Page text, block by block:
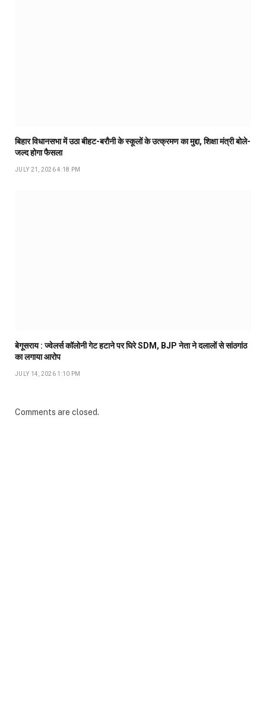
बिहार विधानसभा में उठा बीहट-बरौनी के स्कूलों के उत्क्रमण का मुद्दा, शिक्षा मंत्री बोले-
जल्द होगा फैसला
JULY 21, 2026 4:18 PM
बेगूसराय : ज्वेलर्स कॉलोनी गेट हटाने पर घिरे SDM, BJP नेता ने दलालों से सांठगांठ
का लगाया आरोप
JULY 14, 2026 1:10 PM
Comments are closed.